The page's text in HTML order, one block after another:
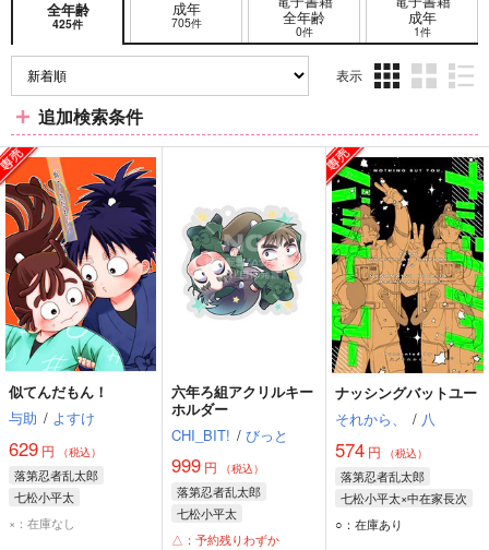
全年齢
425件
成年
705件 全年齢
0件
成年
1件
表示
ム
表
示
ム
表
示
ム
表
示
追加検索条件
似てんだもん！
与助 / よすけ
629 円 （税込）
落第忍者乱太郎
七松小平太
尾浜勘右衛門
×：在庫なし
六年ろ組アクリルキー
ホルダー
CHI_BIT! / びっと
999 円 （税込）
落第忍者乱太郎
七松小平太
中在家長次
△：予約残りわずか
ナッシングバットユー
それから、
/ 八
574円 （税込）
落第忍者乱太郎
七松小平太×中在家長次
七松小平太
○：在庫あり